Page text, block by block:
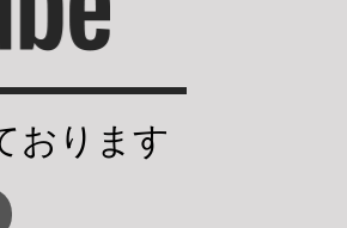
おります